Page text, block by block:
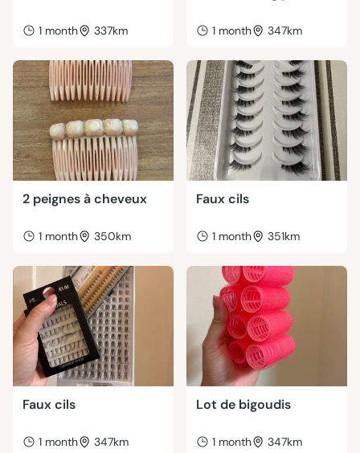
1 month 337km 1 month 347km
2 peignes à cheveux
1 month 350km
Faux cils
1 month 351km
Faux cils
1 month 347km
Lot de bigoudis
1 month 347km